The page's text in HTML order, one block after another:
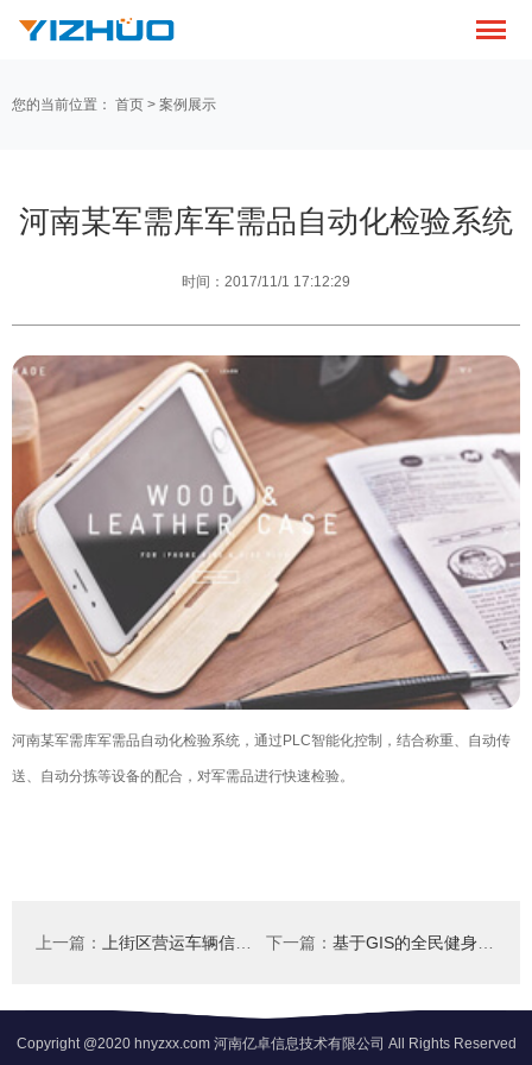
您的当前位置： 首页 > 案例展示
河南某军需库军需品自动化检验系统
时间：2017/11/1 17:12:29
河南某军需库军需品自动化检验系统，通过PLC智能化控制，结合称重、自动传
送、自动分拣等设备的配合，对军需品进行快速检验。
上一篇： 上街区营运车辆信息卡管理系统 下一篇： 基于GIS的全民健身工程检查评估系统
Copyright @2020 hnyzxx.com 河南亿卓信息技术有限公司 All Rights Reserved